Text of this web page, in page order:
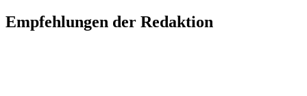
Empfehlungen der Redaktion